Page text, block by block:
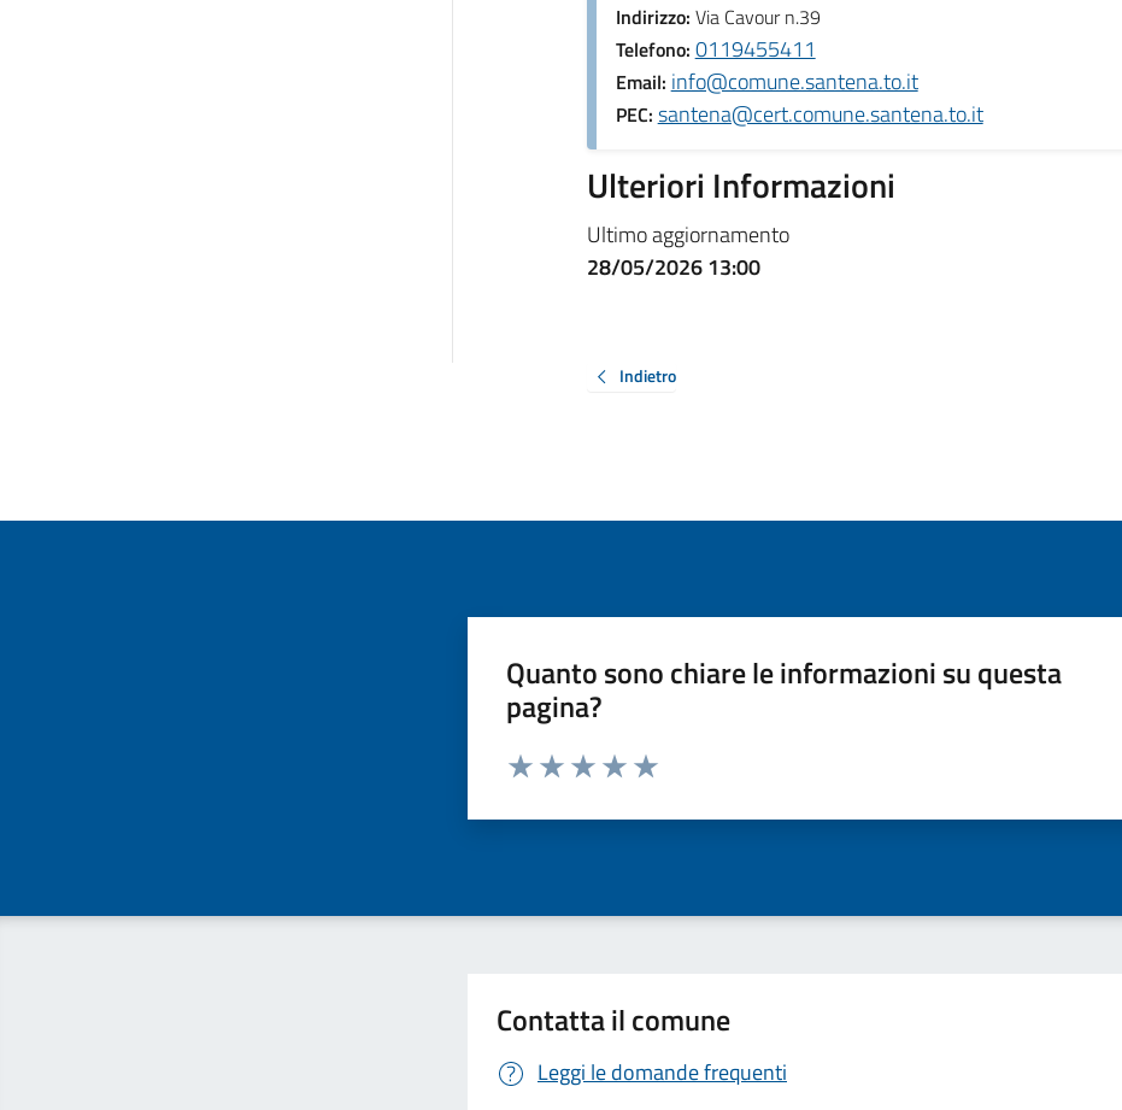
Indirizzo: Via Cavour n.39
Telefono: 0119455411
Email: info@comune.santena.to.it
PEC: santena@cert.comune.santena.to.it
Ulteriori Informazioni
Ultimo aggiornamento
28/05/2026 13:00
Indietro
Quanto sono chiare le informazioni su questa
pagina?
Valuta da 1 a 5 stelle la pagina
Contatta il comune
Leggi le domande frequenti